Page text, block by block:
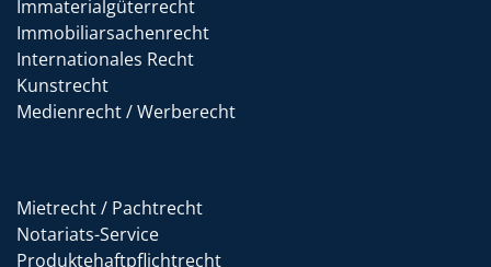
Immaterialgüterrecht
Immobiliarsachenrecht
Internationales Recht
Kunstrecht
Medienrecht / Werberecht
Mietrecht / Pachtrecht
Notariats-Service
Produktehaftpflichtrecht